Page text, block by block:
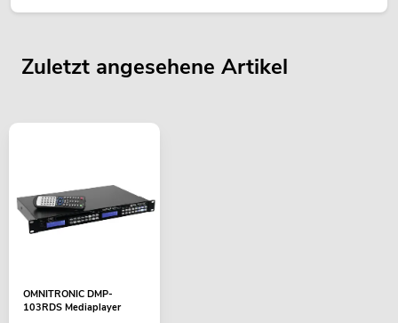
Zuletzt angesehene Artikel
OMNITRONIC DMP-
103RDS Mediaplayer